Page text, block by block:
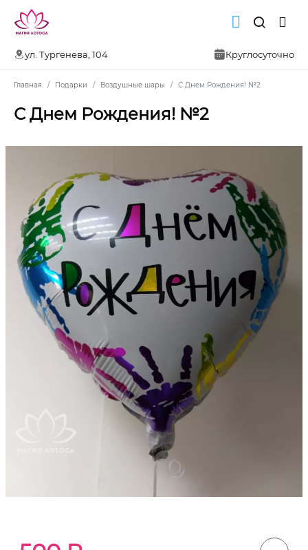
ул. Тургенева, 104 Круглосуточно
Главная Подарки Воздушные шары С Днем Рождения! №2
С Днем Рождения! №2